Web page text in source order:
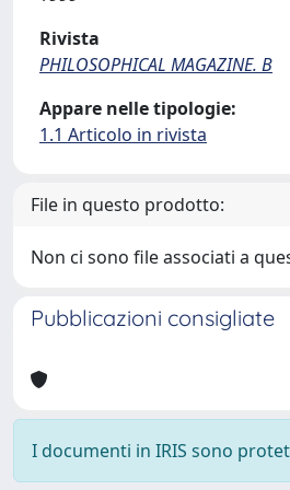
Rivista
PHILOSOPHICAL MAGAZINE. B
Appare nelle tipologie:
1.1 Articolo in rivista
File in questo prodotto:
Non ci sono file associati a
Pubblicazioni consigliate
I documenti in IRIS sono